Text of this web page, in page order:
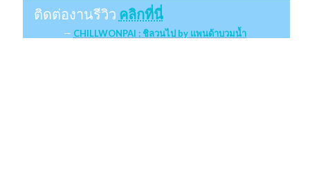
ติดต่องานรีวิว คลิกที่นี่
CHILLWONPAI : ชิลวนไป by แพนด้าบวมน้ำ